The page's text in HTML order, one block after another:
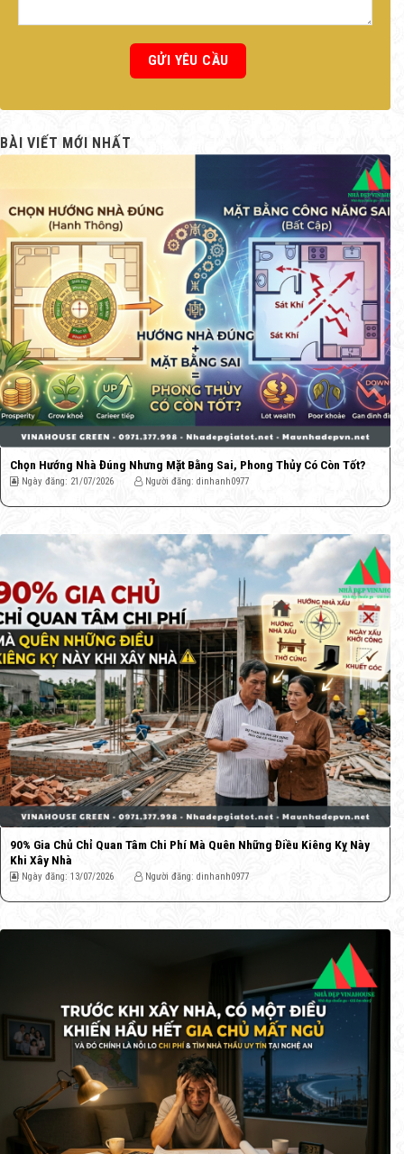
BÀI VIẾT MỚI NHẤT
Chọn Hướng Nhà Đúng Nhưng Mặt Bằng Sai, Phong Thủy Có Còn Tốt?
Ngày đăng: 21/07/2026 Người đăng: dinhanh0977
90% Gia Chủ Chỉ Quan Tâm Chi Phí Mà Quên Những Điều Kiêng Kỵ Này
Khi Xây Nhà
Ngày đăng: 13/07/2026 Người đăng: dinhanh0977